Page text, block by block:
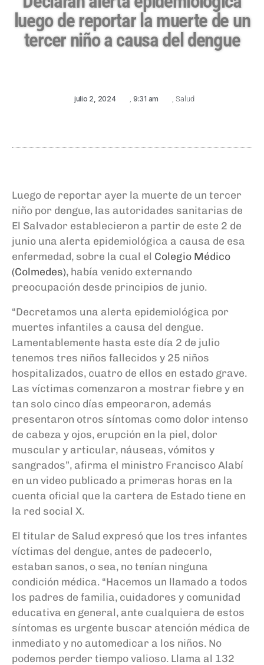
luego de reportar la muerte de un
tercer niño a causa del dengue
julio 2, 2024 9:31 am Salud
Luego de reportar ayer la muerte de un tercer
niño por dengue, las autoridades sanitarias de
El Salvador establecieron a partir de este 2 de
junio una alerta epidemiológica a causa de esa
enfermedad, sobre la cual el Colegio Médico
(Colmedes), había venido externando
preocupación desde principios de junio.
“Decretamos una alerta epidemiológica por
muertes infantiles a causa del dengue.
Lamentablemente hasta este día 2 de julio
tenemos tres niños fallecidos y 25 niños
hospitalizados, cuatro de ellos en estado grave.
Las víctimas comenzaron a mostrar fiebre y en
tan solo cinco días empeoraron, además
presentaron otros síntomas como dolor intenso
de cabeza y ojos, erupción en la piel, dolor
muscular y articular, náuseas, vómitos y
sangrados”, afirma el ministro Francisco Alabí
en un video publicado a primeras horas en la
cuenta oficial que la cartera de Estado tiene en
la red social X.
El titular de Salud expresó que los tres infantes
víctimas del dengue, antes de padecerlo,
estaban sanos, o sea, no tenían ninguna
condición médica. “Hacemos un llamado a todos
los padres de familia, cuidadores y comunidad
educativa en general, ante cualquiera de estos
síntomas es urgente buscar atención médica de
inmediato y no automedicar a los niños. No
podemos perder tiempo valioso. Llama al 132